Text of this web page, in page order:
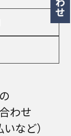
わせ
など）